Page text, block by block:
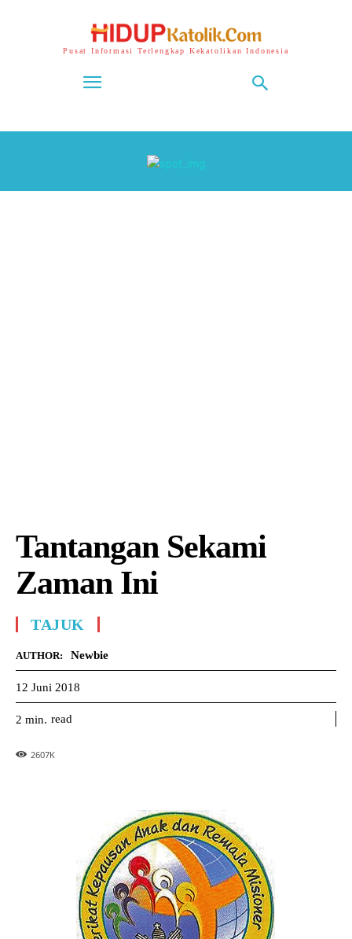
Pusat Informasi Terlengkap Kekatolikan Indonesia
Tantangan Sekami
Zaman Ini
TAJUK
AUTHOR: Newbie
12 Juni 2018
2 min. read
2607K